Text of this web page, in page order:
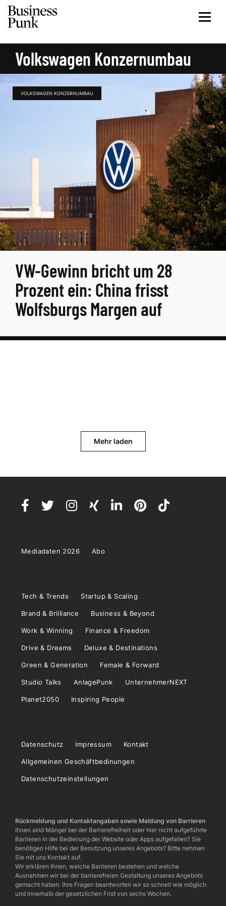
Volkswagen Konzernumbau
VOLKSWAGEN KONZERNUMBAU
VW-Gewinn bricht um 28
Prozent ein: China frisst
Wolfsburgs Margen auf
Mehr laden
Mediadaten 2026 Abo
Tech & Trends Startup & Scaling
Brand & Brilliance Business & Beyond
Work & Winning Finance & Freedom
Drive & Dreams Deluxe & Destinations
Green & Generation Female & Forward
Studio Talks AnlagePunk UnternehmerNEXT
Planet2050 Inspiring People
Datenschutz Impressum Kontakt
Allgemeinen Geschäftbedinungen
Datenschutzeinstellungen
Rückmeldung und Kontaktangaben sowie Meldung von Barrieren
Ihnen sind Mängel bei der Barrierefreiheit oder hier nicht aufgeführte
Barrieren in der Bedienung der Website oder Apps aufgefallen? Sie
benötigen Hilfe bei der Benutzung unseres Angebots? Bitte nehmen
Sie mit uns Kontakt auf.
Wir erklären Ihnen, welche Barrieren bestehen und welche
Ausnahmen wir bei der barrierefreien Gestaltung unseres Angebots
gemacht haben. Ihre Fragen beantworten wir so schnell wie möglich
und innerhalb der gesetzlichen Frist von sechs Wochen.